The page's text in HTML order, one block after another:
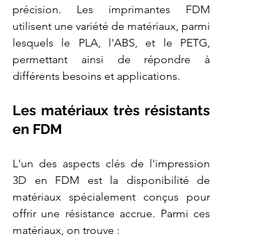
livraison
standard
72h.
gratuit
24h.
précision. Les imprimantes FDM
utilisent une variété de matériaux, parmi
lesquels le PLA, l'ABS, et le PETG,
permettant ainsi de répondre à
différents besoins et applications.
Les matériaux très résistants
en FDM
L'un des aspects clés de l'impression
3D en FDM est la disponibilité de
matériaux spécialement conçus pour
offrir une résistance accrue. Parmi ces
matériaux, on trouve :